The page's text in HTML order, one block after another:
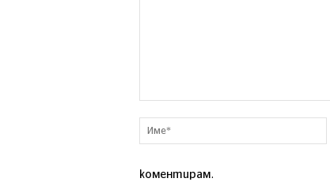
коментирам.